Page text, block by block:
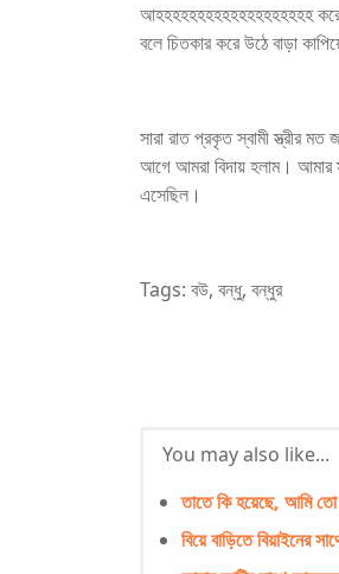
আহহহহহহহহহহহহহহহহহহহ করে
বলে চিতকার করে উঠে বাড়া
সারা রাত প্রকৃত স্বামী স্ত্রীর
আগে আমরা বিদায় হলাম। আমার
এসেছিল।
Tags: বউ, বন্ধু, বন্ধুর
You may also like...
তাতে কি হয়েছে, আমি
বিয়ে বাড়িতে বিয়াইনের